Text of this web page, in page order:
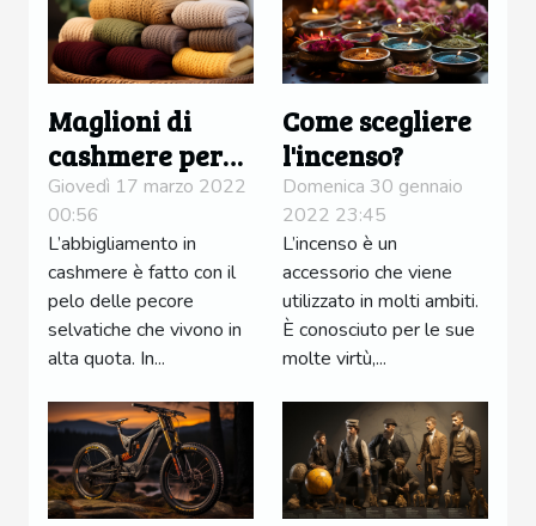
Maglioni di
cashmere per
gli uomini:
perché
adottarli?
Giovedì 17 marzo 2022
00:56
L’abbigliamento in
cashmere è fatto con il
pelo delle pecore
selvatiche che vivono in
alta quota. In...
Come scegliere
l'incenso?
Domenica 30 gennaio
2022 23:45
L’incenso è un
accessorio che viene
utilizzato in molti ambiti.
È conosciuto per le sue
molte virtù,...